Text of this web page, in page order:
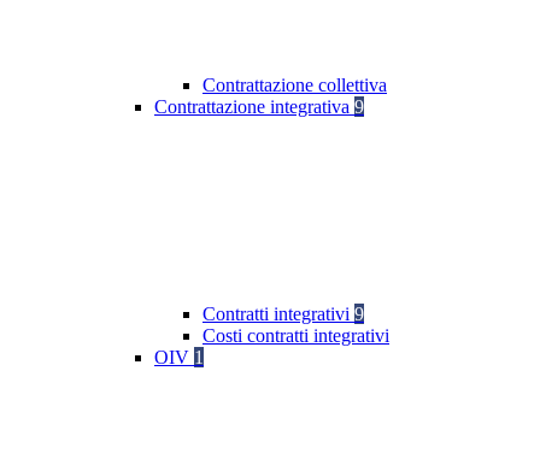
Contrattazione collettiva
Contrattazione integrativa 9
Contratti integrativi 9
Costi contratti integrativi
OIV 1